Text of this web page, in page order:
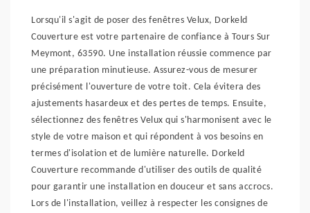
Lorsqu'il s'agit de poser des fenêtres Velux, Dorkeld
Couverture est votre partenaire de confiance à Tours Sur
Meymont, 63590. Une installation réussie commence par
une préparation minutieuse. Assurez-vous de mesurer
précisément l'ouverture de votre toit. Cela évitera des
ajustements hasardeux et des pertes de temps. Ensuite,
sélectionnez des fenêtres Velux qui s'harmonisent avec le
style de votre maison et qui répondent à vos besoins en
termes d'isolation et de lumière naturelle. Dorkeld
Couverture recommande d'utiliser des outils de qualité
pour garantir une installation en douceur et sans accrocs.
Lors de l'installation, veillez à respecter les consignes de